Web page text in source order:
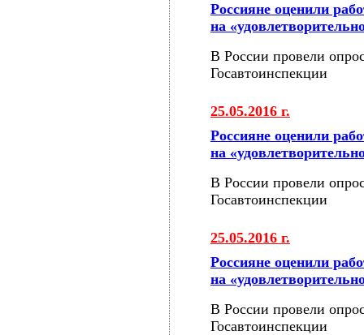
Россияне оценили
на
В России провели
Госавтоинспекции
25.05.2016 г.
Россияне оценили
на
В России провели
Госавтоинспекции
25.05.2016 г.
Россияне оценили
на
В России провели
Госавтоинспекции